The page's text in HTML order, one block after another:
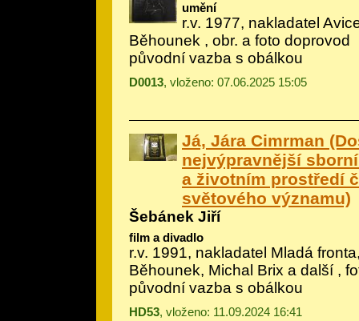
umění
r.v. 1977, nakladatel
Běhounek , obr. a foto doprovod
původní vazba s obálkou
D0013, vloženo: 07.06.2025 15:05
Já, Jára Cimrman
nejvýpravnější
a životním prostředí
světového významu)
Šebánek Jiří
film a divadlo
r.v. 1991, nakladatel Mladá
Běhounek, Michal Brix a další ,
původní vazba s obálkou
HD53, vloženo: 11.09.2024 16:41